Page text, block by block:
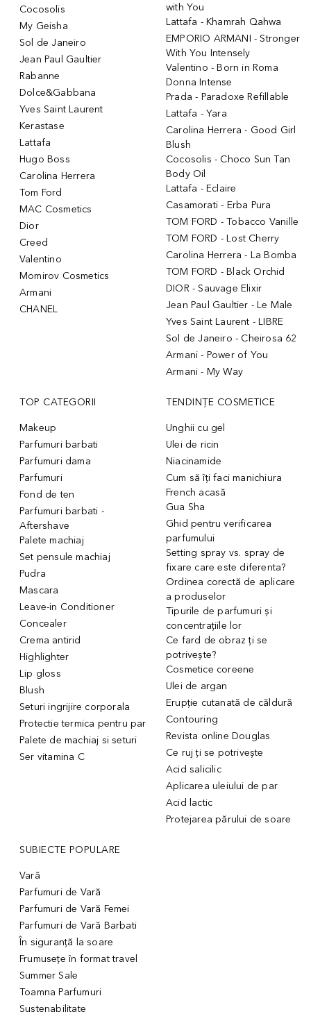
Cocosolis
My Geisha
Sol de Janeiro
Jean Paul Gaultier
Rabanne
Dolce&Gabbana
Yves Saint Laurent
Kerastase
Lattafa
Hugo Boss
Carolina Herrera
Tom Ford
MAC Cosmetics
Dior
Creed
Valentino
Momirov Cosmetics
Armani
CHANEL
with You
Lattafa - Khamrah Qahwa
EMPORIO ARMANI - Stronger
With You Intensely
Valentino - Born in Roma
Donna Intense
Prada - Paradoxe Refillable
Lattafa - Yara
Carolina Herrera - Good Girl
Blush
Cocosolis - Choco Sun Tan
Body Oil
Lattafa - Eclaire
Casamorati - Erba Pura
TOM FORD - Tobacco Vanille
TOM FORD - Lost Cherry
Carolina Herrera - La Bomba
TOM FORD - Black Orchid
DIOR - Sauvage Elixir
Jean Paul Gaultier - Le Male
Yves Saint Laurent - LIBRE
Sol de Janeiro - Cheirosa 62
Armani - Power of You
Armani - My Way
TOP CATEGORII
Makeup
Parfumuri barbati
Parfumuri dama
Parfumuri
Fond de ten
Parfumuri barbati -
Aftershave
Palete machiaj
Set pensule machiaj
Pudra
Mascara
Leave-in Conditioner
Concealer
Crema antirid
Highlighter
Lip gloss
Blush
Seturi ingrijire corporala
Protectie termica pentru par
Palete de machiaj si seturi
Ser vitamina C
TENDINȚE COSMETICE
Unghii cu gel
Ulei de ricin
Niacinamide
Cum să îți faci manichiura
French acasă
Gua Sha
Ghid pentru verificarea
parfumului
Setting spray vs. spray de
fixare care este diferenta?
Ordinea corectă de aplicare
a produselor
Tipurile de parfumuri și
concentrațiile lor
Ce fard de obraz ți se
potrivește?
Cosmetice coreene
Ulei de argan
Erupție cutanată de căldură
Contouring
Revista online Douglas
Ce ruj ți se potrivește
Acid salicilic
Aplicarea uleiului de par
Acid lactic
Protejarea părului de soare
SUBIECTE POPULARE
Vară
Parfumuri de Vară
Parfumuri de Vară Femei
Parfumuri de Vară Barbati
În siguranță la soare
Frumusețe în format travel
Summer Sale
Toamna Parfumuri
Sustenabilitate